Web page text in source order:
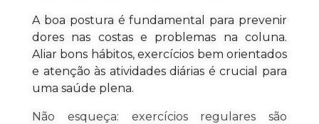
A boa postura é fundamental para prevenir
dores nas costas e problemas na coluna.
Aliar bons hábitos, exercícios bem orientados
e atenção às atividades diárias é crucial para
uma saúde plena.
Não esqueça: exercícios regulares são